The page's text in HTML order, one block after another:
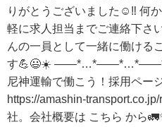
りがとうございました☺️‼️ 何
軽に求人担当までご連絡下さ
んの一員として一緒に働ける
す💪😃☀️
尼神運輸で働こう！採用ペー
https://amashin-
社。会社概要は こちら から